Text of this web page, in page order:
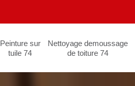
Peinture sur
tuile 74
Nettoyage demoussage
de toiture 74